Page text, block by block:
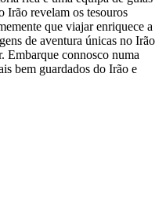
Irão revelam os tesouros
que viajar enriquece a
de aventura únicas no Irão
Embarque connosco numa
bem guardados do Irão e